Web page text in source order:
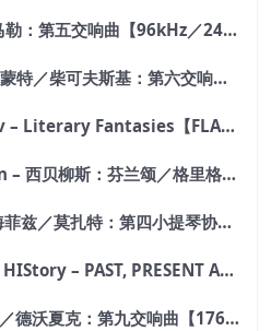
瓦莱里·捷杰耶夫 – 马勒：第五交响曲【96kHz／24bit】
Pierre Monteux – 蒙特／柴可夫斯基：第六交响曲【176.4kHz／24bit】
Alexander Gadjiev – Literary Fantasies【FLAC 192】
Leonard Bernstein – 西贝柳斯：芬兰颂／格里格：培尔·金特组曲【44.1kHz／24bit】
Jascha Heifetz – 海菲兹／莫扎特：第四小提琴协奏曲，第五小提琴协奏曲《土耳其》／维瓦尔第：小提琴与大提琴协奏曲，RV 547【192kHz／24bit】
Michael Jackson – HIStory – PAST, PRESENT AND FUTURE – BOOK I【96kHz／24bit】
Fritz Reiner – 莱纳／德沃夏克：第九交响曲【176.4kHz／24bit】